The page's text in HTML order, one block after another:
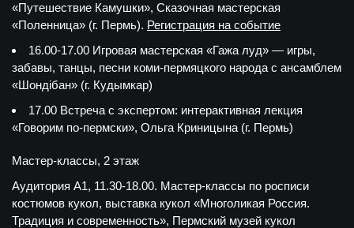
«Путешествие Камушки», Сказочная мастерская
«Поленница» (г. Пермь). Регистрация на событие
16.00-17.00 Игровая мастерская «Гажа луд» — игры,
забавы, танцы, песни коми-пермяцкого народа с ансамблем
«Шондібан» (г. Кудымкар)
17.00 Встреча с экспертом: интерактивная лекция
«Говорим по-пермски», Ольга Криницына (г. Пермь)
Мастер-классы, 2 этаж
Аудитория А1, 11.30-18.00. Мастер-классы по росписи
костюмов кукол, выставка кукол «Многоликая Россия.
Традиция и современность», Пермский музей кукол